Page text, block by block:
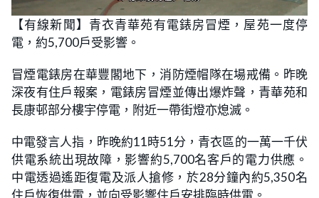
n
m
u
t
e
L
o
a
d
e
d
1
.
9
2
%
【有線新聞】青衣青華苑有電錶房冒煙，屋苑一度停
電，約5,700戶受影響。
冒煙電錶房在華豐閣地下，消防煙帽隊在場戒備。昨晚
深夜有住戶報案，電錶房冒煙並傳出爆炸聲，青華苑和
長康邨部分樓宇停電，附近一帶街燈亦熄滅。
中電發言人指，昨晚約11時51分，青衣區的一萬一千伏
供電系統出現故障，影響約5,700名客戶的電力供應。
中電透過遙距復電及派人搶修，於28分鐘內約5,350名
住戶恢復供電，並向受影響住戶安排臨時供電。